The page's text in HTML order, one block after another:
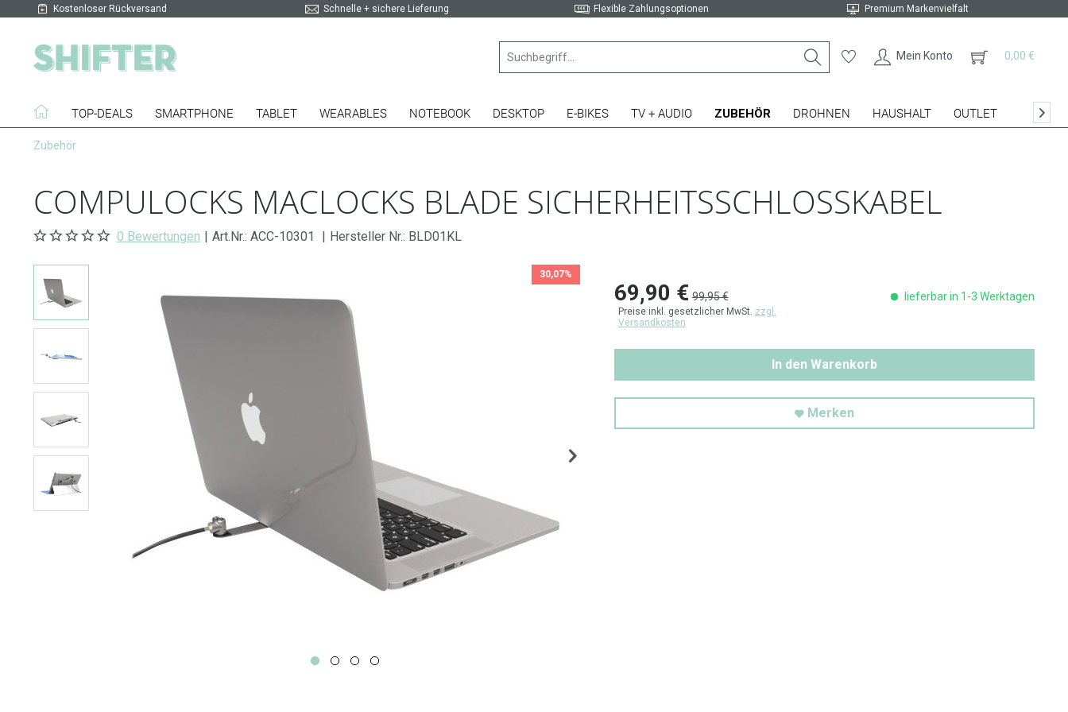
Kostenloser Rückversand Schnelle + sichere Lieferung Flexible Zahlungsoptionen Premium Markenvielfalt
Mein Konto 0,00 €
TOP-DEALS SMARTPHONE TABLET WEARABLES NOTEBOOK DESKTOP E-BIKES TV + AUDIO ZUBEHÖR DROHNEN HAUSHALT OUTLET 
Zubehör
COMPULOCKS MACLOCKS BLADE SICHERHEITSSCHLOSSKABEL
0 Bewertungen | Art.Nr.: ACC-10301 | Hersteller Nr.: BLD01KL
30,07%
69,90 € 99,95 €
Preise inkl. gesetzlicher MwSt. zzgl.
Versandkosten
lieferbar in 1-3 Werktagen
In den Warenkorb
Merken